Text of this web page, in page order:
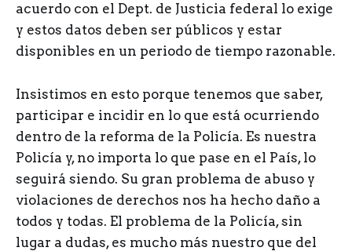
acuerdo con el Dept. de Justicia federal lo exige
y estos datos deben ser públicos y estar
disponibles en un periodo de tiempo razonable.
Insistimos en esto porque tenemos que saber,
participar e incidir en lo que está ocurriendo
dentro de la reforma de la Policía. Es nuestra
Policía y, no importa lo que pase en el País, lo
seguirá siendo. Su gran problema de abuso y
violaciones de derechos nos ha hecho daño a
todos y todas. El problema de la Policía, sin
lugar a dudas, es mucho más nuestro que del